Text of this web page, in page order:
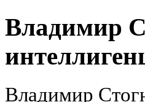
Владимир
Владимир